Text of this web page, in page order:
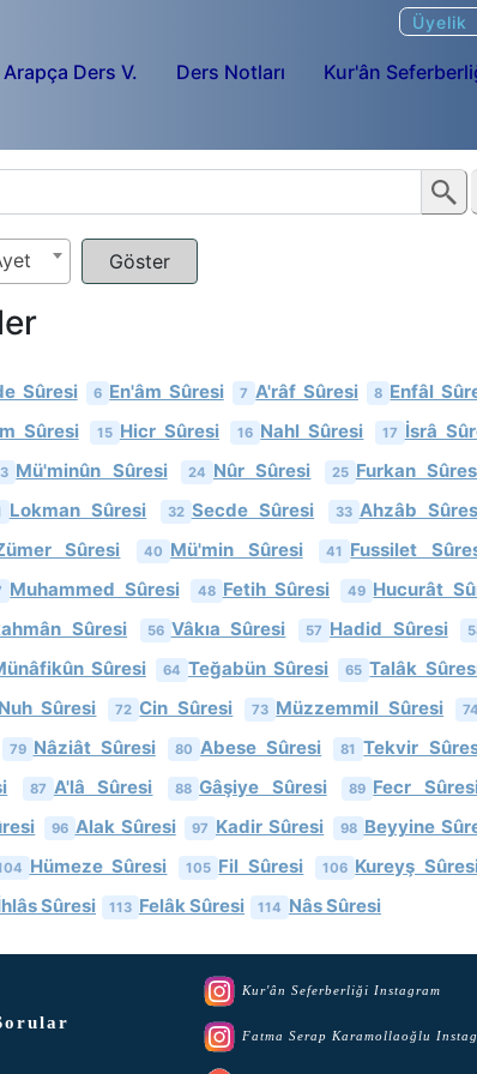
Arapça Ders V. Ders Notları Kur'ân
Üyelik
Sûresi 6 En'âm Sûresi 7 A'râf Sûresi 8 Enfâl
Sûresi 15 Hicr Sûresi 16 Nahl Sûresi 17 İsrâ
Mü'minûn Sûresi 24 Nûr Sûresi 25 Furkan
Lokman Sûresi 32 Secde Sûresi 33 Ahzâb
Sûresi 40 Mü'min Sûresi 41 Fussilet
Muhammed Sûresi 48 Fetih Sûresi 49 Hucurât
Sûresi 56 Vâkıa Sûresi 57 Hadid Sûresi
Sûresi 64 Teğabün Sûresi 65 Talâk
Nuh Sûresi 72 Cin Sûresi 73 Müzzemmil Sûresi 74
79 Nâziât Sûresi 80 Abese Sûresi 81 Tekvir
87 A'lâ Sûresi 88 Gâşiye Sûresi 89 Fecr
96 Alak Sûresi 97 Kadir Sûresi 98 Beyyine
Hümeze Sûresi 105 Fil Sûresi 106 Kureyş
Sûresi 113 Felâk Sûresi 114 Nâs Sûresi
Kur'ân Seferberliği Instagram
Fatma Serap Karamollaoğlu